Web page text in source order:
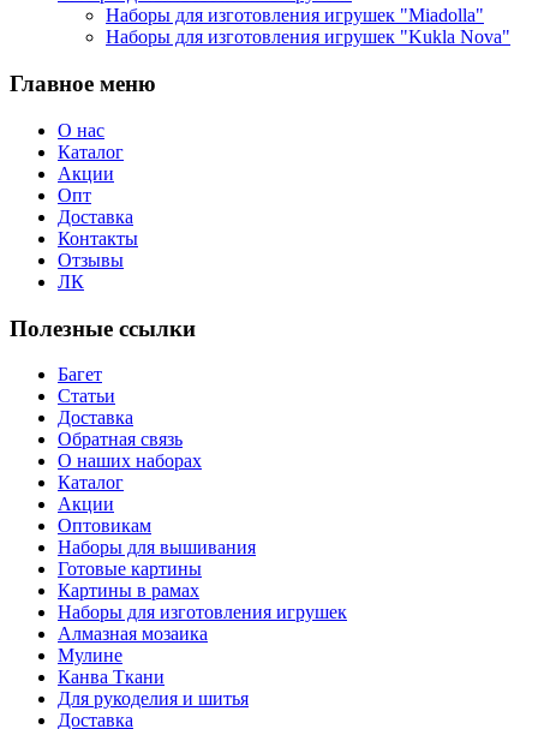
Наборы для изготовления игрушек "Miadolla"
Наборы для изготовления игрушек "Kukla Nova"
Главное меню
О нас
Каталог
Акции
Опт
Доставка
Контакты
Отзывы
ЛК
Полезные ссылки
Багет
Статьи
Доставка
Обратная связь
О наших наборах
Каталог
Акции
Оптовикам
Наборы для вышивания
Готовые картины
Картины в рамах
Наборы для изготовления игрушек
Алмазная мозаика
Мулине
Канва Ткани
Для рукоделия и шитья
Доставка